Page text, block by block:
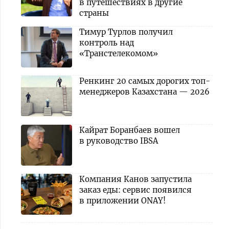
в путешествиях в другие
страны
Тимур Турлов получил
контроль над
«Транстелекомом»
Ренкинг 20 самых дорогих топ-
менеджеров Казахстана — 2026
Кайрат Боранбаев вошел
в руководство IBSA
Компания Канов запустила
заказ еды: сервис появился
в приложении ONAY!